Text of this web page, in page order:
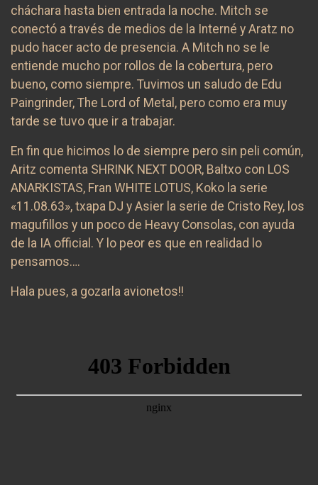
cháchara hasta bien entrada la noche. Mitch se
conectó a través de medios de la Interné y Aratz no
pudo hacer acto de presencia. A Mitch no se le
entiende mucho por rollos de la cobertura, pero
bueno, como siempre. Tuvimos un saludo de Edu
Paingrinder, The Lord of Metal, pero como era muy
tarde se tuvo que ir a trabajar.
En fin que hicimos lo de siempre pero sin peli común,
Aritz comenta SHRINK NEXT DOOR, Baltxo con LOS
ANARKISTAS, Fran WHITE LOTUS, Koko la serie
«11.08.63», txapa DJ y Asier la serie de Cristo Rey, los
magufillos y un poco de Heavy Consolas, con ayuda
de la IA official. Y lo peor es que en realidad lo
pensamos….
Hala pues, a gozarla avionetos!!